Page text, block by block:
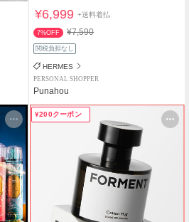
¥6,999+送料着払
7%OFF ¥7,590
関税負担なし
HERMES
PERSONAL SHOPPER
Punahou
¥200クーポン